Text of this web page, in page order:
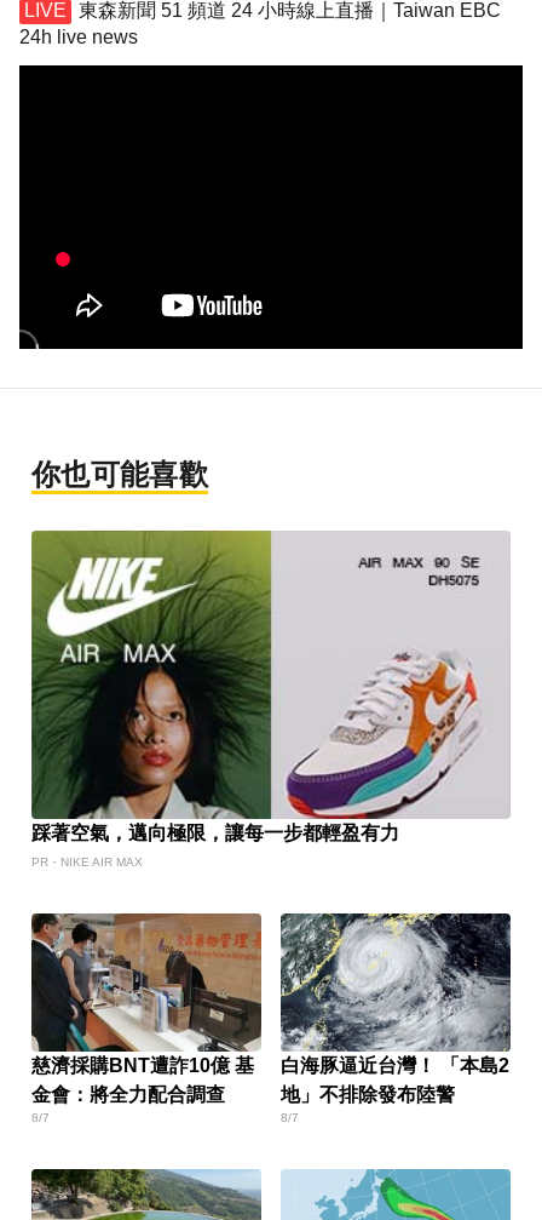
東森新聞 51 頻道 24 小時線上直播｜Taiwan EBC
24h live news
你也可能喜歡
踩著空氣，邁向極限，讓每一步都輕盈有力
PR・NIKE AIR MAX
慈濟採購BNT遭詐10億 基
金會：將全力配合調查
8/7
白海豚逼近台灣！ 「本島2
地」不排除發布陸警
8/7